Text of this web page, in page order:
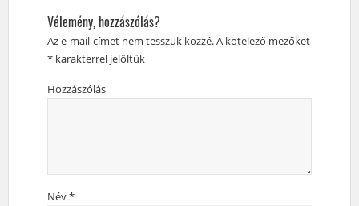
Vélemény, hozzászólás?
Az e-mail-címet nem tesszük közzé.A kötelező mezőket
*karakterrel jelöltük
Hozzászólás
Név*